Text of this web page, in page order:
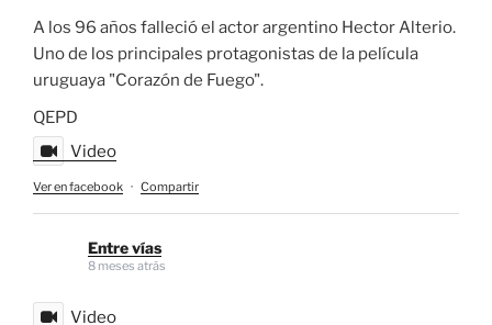
A los 96 años falleció el actor argentino Hector Alterio.
Uno de los principales protagonistas de la película
uruguaya "Corazón de Fuego".
QEPD
Video
Ver en facebook · Compartir
Entre vías
8 meses atrás
Video